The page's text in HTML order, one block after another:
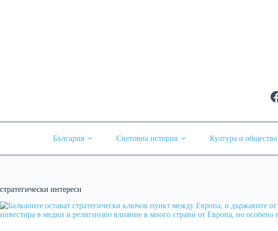
България Световна история Култура и общество
стратегически интереси